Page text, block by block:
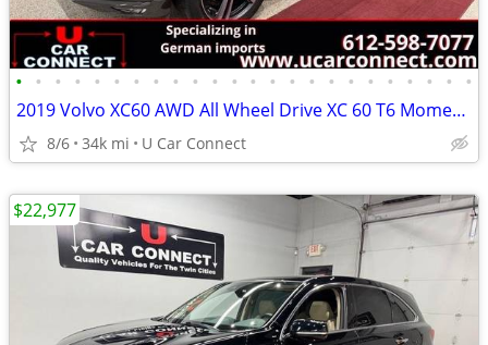
• • • • • • • • • • • • • • • • • • • • • • • •
2019 Volvo XC60 AWD All Wheel Drive XC 60 T6 Momentum SUV
8/6 34k mi U Car Connect
$22,977